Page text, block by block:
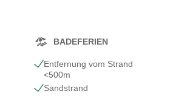
BADEFERIEN
Entfernung vom Strand
<500m
Sandstrand